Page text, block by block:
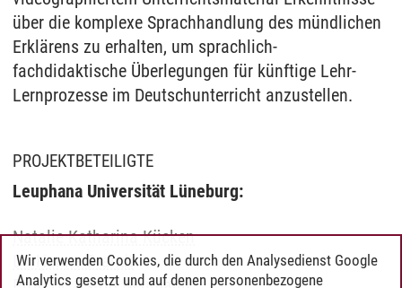
über die komplexe Sprachhandlung des mündlichen
Erklärens zu erhalten, um sprachlich-
fachdidaktische Überlegungen für künftige Lehr-
Lernprozesse im Deutschunterricht anzustellen.
PROJEKTBETEILIGTE
Leuphana Universität Lüneburg:
Natalie Katharina Kücken
Dr. Hanne Brandt
Wir verwenden Cookies, die durch den Analysedienst Google
Analytics gesetzt und auf denen personenbezogene